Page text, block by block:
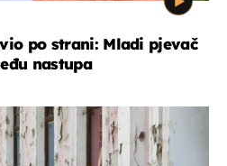
po strani: Mladi pjevač
nastupa